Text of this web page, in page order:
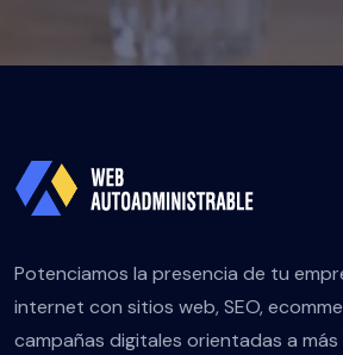
Potenciamos la presencia de tu
internet con sitios web, SEO,
campañas digitales orientadas a más